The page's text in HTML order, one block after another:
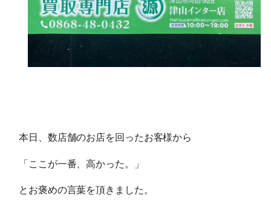
本日、数店舗のお店を回ったお客様から
「ここが一番、高かった。」
とお褒めの言葉を頂きました。